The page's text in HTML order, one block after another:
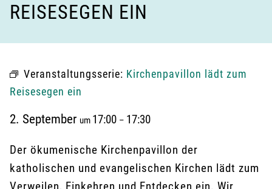
REISESEGEN EIN
Veranstaltungsserie: Kirchenpavillon lädt zum
Reisesegen ein
2. September um 17:00 – 17:30
Der ökumenische Kirchenpavillon der
katholischen und evangelischen Kirchen lädt zum